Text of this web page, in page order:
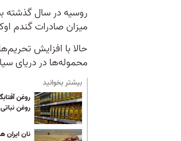
میزان صادرات گندم اوکراین
حالا با افزایش
محموله‌ها در دریای
بیشتر بخوانید
روغن
روغن
نان